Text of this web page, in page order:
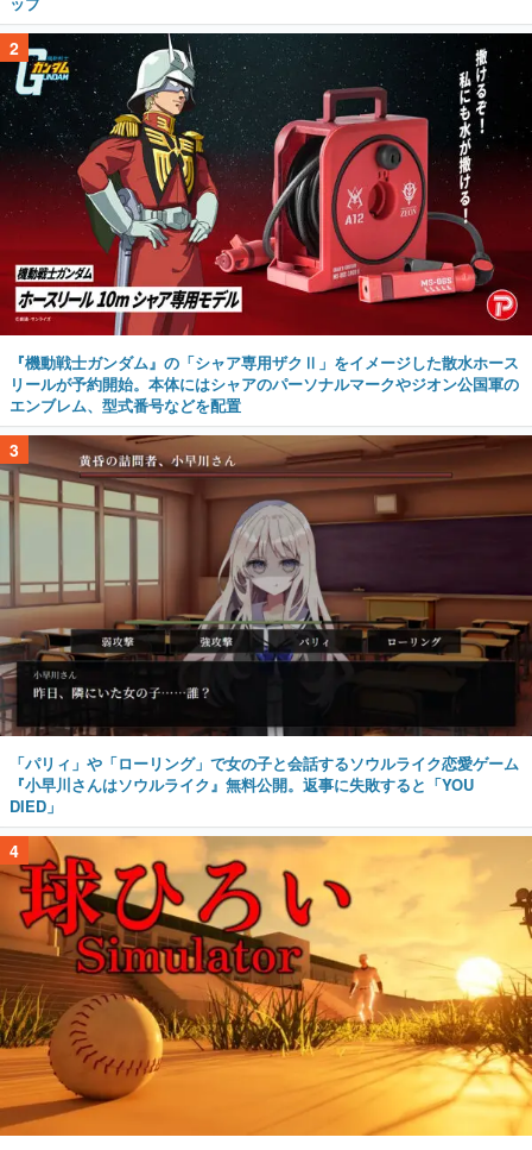
2
『機動戦士ガンダム』の「シャア専用ザクⅡ」をイメージした散水ホース
リールが予約開始。本体にはシャアのパーソナルマークやジオン公国軍の
エンブレム、型式番号などを配置
3
「パリィ」や「ローリング」で女の子と会話するソウルライク恋愛ゲーム
『小早川さんはソウルライク』無料公開。返事に失敗すると「YOU
DIED」
4